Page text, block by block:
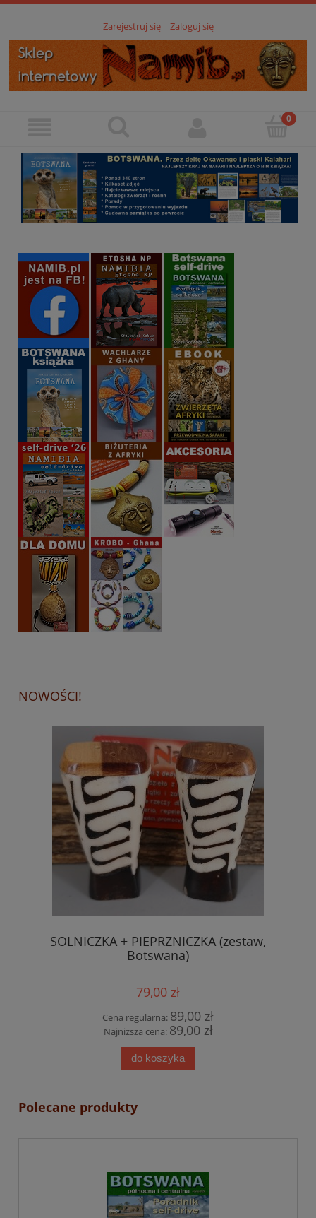
Zarejestruj się Zaloguj się
NOWOŚCI!
SOLNICZKA + PIEPRZNICZKA (zestaw,
Botswana)
79,00 zł
Cena regularna:89,00 zł
Najniższa cena:89,00 zł
do koszyka
Polecane produkty